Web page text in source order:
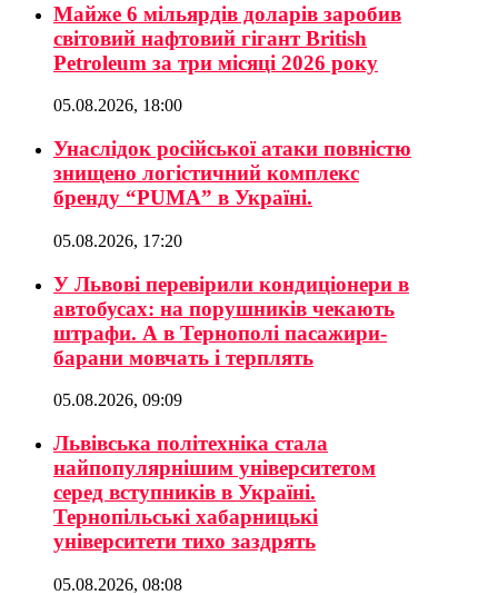
Майже 6 мільярдів доларів заробив
світовий нафтовий гігант British
Petroleum за три місяці 2026 року
05.08.2026, 18:00
Унаслідок російської атаки повністю
знищено логістичний комплекс
бренду “PUMA” в Україні.
05.08.2026, 17:20
У Львові перевірили кондиціонери в
автобусах: на порушників чекають
штрафи. А в Тернополі пасажири-
барани мовчать і терплять
05.08.2026, 09:09
Львівська політехніка стала
найпопулярнішим університетом
серед вступників в Україні.
Тернопільські хабарницькі
університети тихо заздрять
05.08.2026, 08:08